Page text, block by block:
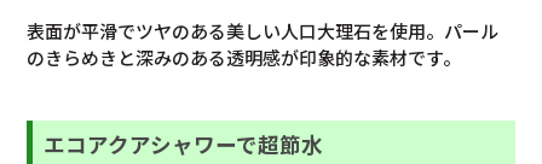
表面が平滑でツヤのある美しい人口大理石を使用。パール
のきらめきと深みのある透明感が印象的な素材です。
エコアクアシャワーで超節水